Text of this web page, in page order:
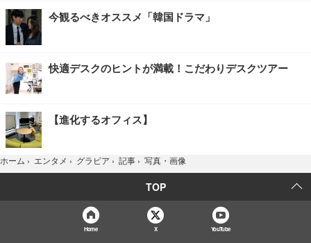
今観るべきオススメ「韓国ドラマ」
快適デスクのヒントが満載！こだわりデスクツアー
【進化するオフィス】
ホーム › エンタメ › グラビア › 記事 › 写真・画像
TOP
Home X YouTube